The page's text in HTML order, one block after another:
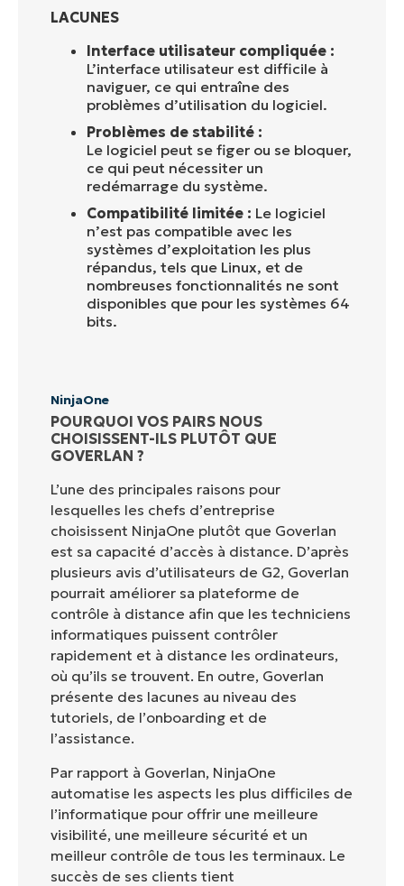
LACUNES
Interface utilisateur compliquée :
L’interface utilisateur est difficile à
naviguer, ce qui entraîne des
problèmes d’utilisation du logiciel.
Problèmes de stabilité :
Le logiciel peut se figer ou se bloquer,
ce qui peut nécessiter un
redémarrage du système.
Compatibilité limitée : Le logiciel
n’est pas compatible avec les
systèmes d’exploitation les plus
répandus, tels que Linux, et de
nombreuses fonctionnalités ne sont
disponibles que pour les systèmes 64
bits.
NinjaOne
POURQUOI VOS PAIRS NOUS
CHOISISSENT-ILS PLUTÔT QUE
GOVERLAN ?
L’une des principales raisons pour
lesquelles les chefs d’entreprise
choisissent NinjaOne plutôt que Goverlan
est sa capacité d’accès à distance. D’après
plusieurs avis d’utilisateurs de G2, Goverlan
pourrait améliorer sa plateforme de
contrôle à distance afin que les techniciens
informatiques puissent contrôler
rapidement et à distance les ordinateurs,
où qu’ils se trouvent. En outre, Goverlan
présente des lacunes au niveau des
tutoriels, de l’onboarding et de
l’assistance.
Par rapport à Goverlan, NinjaOne
automatise les aspects les plus difficiles de
l’informatique pour offrir une meilleure
visibilité, une meilleure sécurité et un
meilleur contrôle de tous les terminaux. Le
succès de ses clients tient